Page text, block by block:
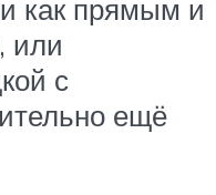
как прямым и
или
с
ещё